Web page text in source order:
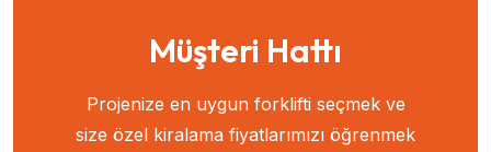
Müşteri Hattı
Projenize en uygun forklifti seçmek ve
size özel kiralama fiyatlarımızı öğrenmek